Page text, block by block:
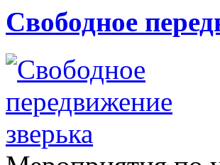
Свободное